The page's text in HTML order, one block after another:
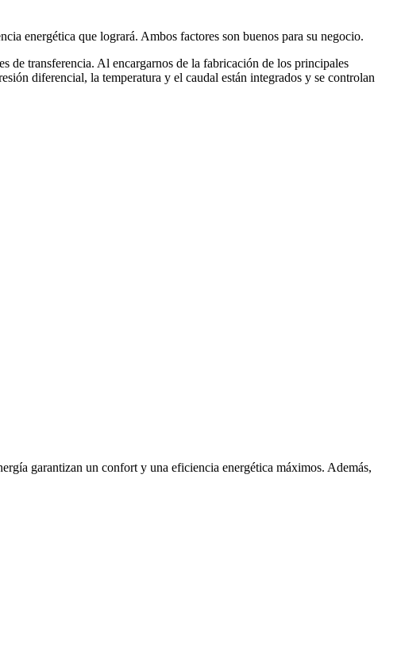
energética que logrará. Ambos factores son buenos para su negocio.
de transferencia. Al encargarnos de la fabricación de los principales
diferencial, la temperatura y el caudal están integrados y se controlan
garantizan un confort y una eficiencia energética máximos. Además,